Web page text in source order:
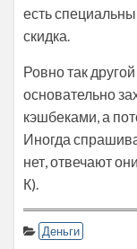
есть
скидка.
Ровно так
основательно
кэшбеками, а
Иногда
нет, отвечают
К).
Деньги